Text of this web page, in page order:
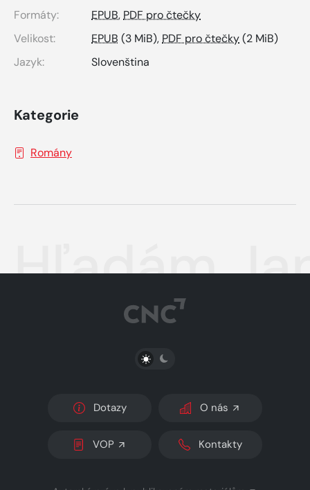
Formáty:
EPUB,PDF pro čtečky
Velikost:
EPUB (3 MiB),PDF pro čtečky(2 MiB)
Jazyk:
Slovenština
Kategorie
Romány
Hľadám
PŘEPNOUT SVĚTLÝ/TMAVÝ REŽIM
Dotazy O nás
VOP Kontakty